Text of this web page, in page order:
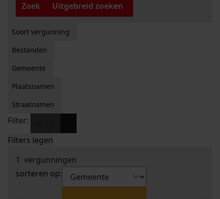
Zoek
Uitgebreid zoeken
Soort vergunning
Bestanden
Gemeente
Plaatsnamen
Straatnamen
Filter:
Filters legen
1 vergunningen
sorteren op: